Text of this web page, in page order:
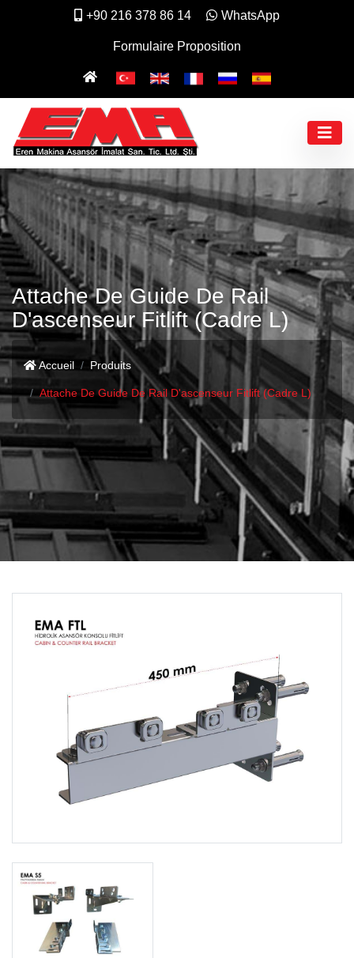
+90 216 378 86 14 WhatsApp
Formulaire Proposition
Attache De Guide De Rail
D'ascenseur Fitlift (Cadre L)
Accueil Produits
Attache De Guide De Rail D'ascenseur Fitlift (Cadre L)